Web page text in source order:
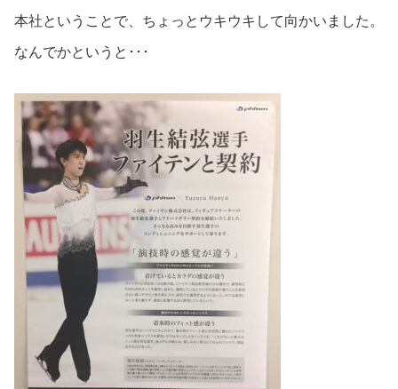
本社ということで、ちょっとウキウキして向かいました。
なんでかというと･･･